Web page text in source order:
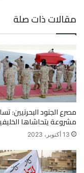
مقالات ذات صلة
مصرع الجنود البحرنيين:
مشروعة يتحاشاها
13 أكتوبر، 2023